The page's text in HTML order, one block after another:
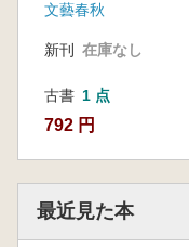
文藝春秋
新刊 在庫なし
古書 1 点
792 円
最近見た本